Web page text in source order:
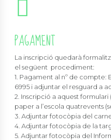
PAGAMENT
La inscripció quedarà
el següent procediment:
1. Pagament al nº de compte:
6995 i adjuntar el resguard a
2. Inscripció a aquest
paper a l’escola quatrevents
3. Adjuntar fotocòpia del
4. Adjuntar fotocòpia de la
5. Adjuntar fotocòpia del